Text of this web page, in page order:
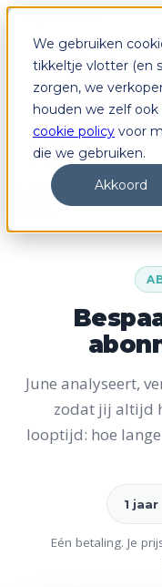
We gebruiken
tikkeltje vlotter (en
zorgen, we
houden we zelf ook
cookie policy voor
die we gebruiken.
Akkoord
Abonnementen
June Switch
June Switch
June Premium
June Dongle
Hoe werkt het?
Login
FR
June analyseert,
zodat jij altijd
looptijd: hoe
1 jaar
Eén betaling. Je